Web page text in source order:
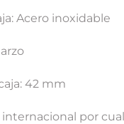
Acero inoxidable
42 mm
internacional por